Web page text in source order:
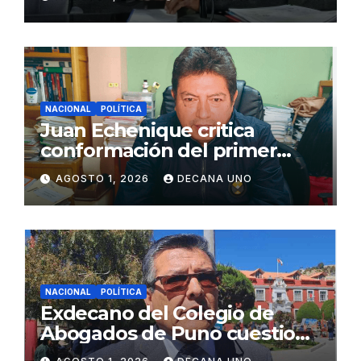
Juliaca
NACIONAL POLÍTICA
Juan Echenique critica
conformación del primer
gabinete ministerial de Keiko
Fujimori
AGOSTO 1, 2026 DECANA UNO
NACIONAL POLÍTICA
Exdecano del Colegio de
Abogados de Puno cuestiona
propuestas sobre seguridad